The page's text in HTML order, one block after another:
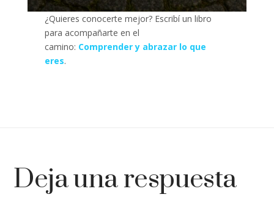
¿Quieres conocerte mejor? Escribí un libro
para acompañarte en el
camino: Comprender y abrazar lo que
eres.
Deja una respuesta